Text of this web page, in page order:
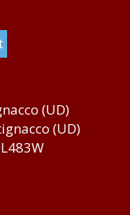
(UD)
(UD)